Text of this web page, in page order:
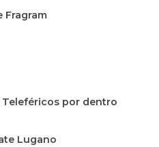
Fragram
por dentro
Lugano